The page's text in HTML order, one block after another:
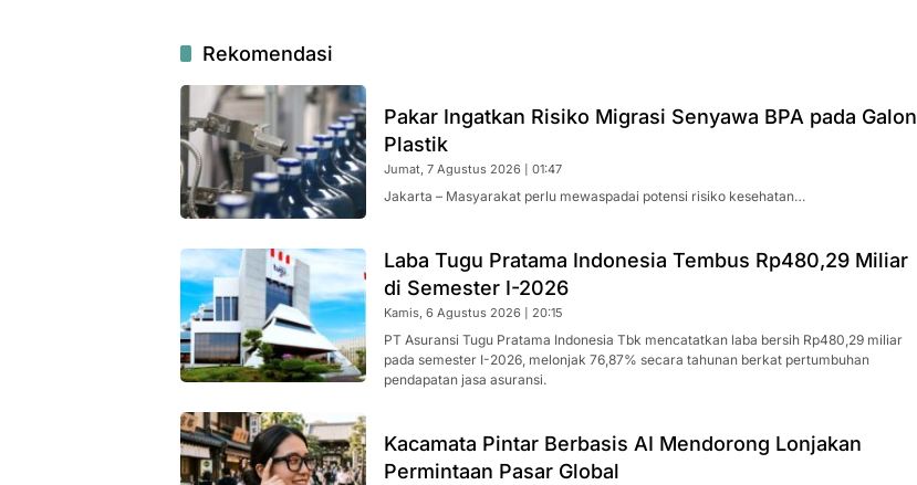
Rekomendasi
Pakar Ingatkan Risiko Migrasi Senyawa BPA pada Galon
Plastik
Jumat, 7 Agustus 2026 | 01:47
Jakarta – Masyarakat perlu mewaspadai potensi risiko kesehatan…
Laba Tugu Pratama Indonesia Tembus Rp480,29 Miliar
di Semester I-2026
Kamis, 6 Agustus 2026 | 20:15
PT Asuransi Tugu Pratama Indonesia Tbk mencatatkan laba bersih Rp480,29 miliar
pada semester I-2026, melonjak 76,87% secara tahunan berkat pertumbuhan
pendapatan jasa asuransi.
Kacamata Pintar Berbasis AI Mendorong Lonjakan
Permintaan Pasar Global